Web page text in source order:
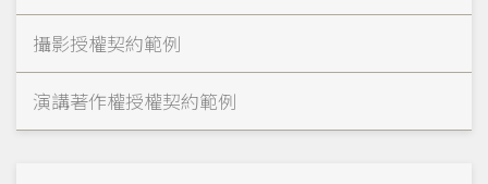
攝影授權契約範例
演講著作權授權契約範例